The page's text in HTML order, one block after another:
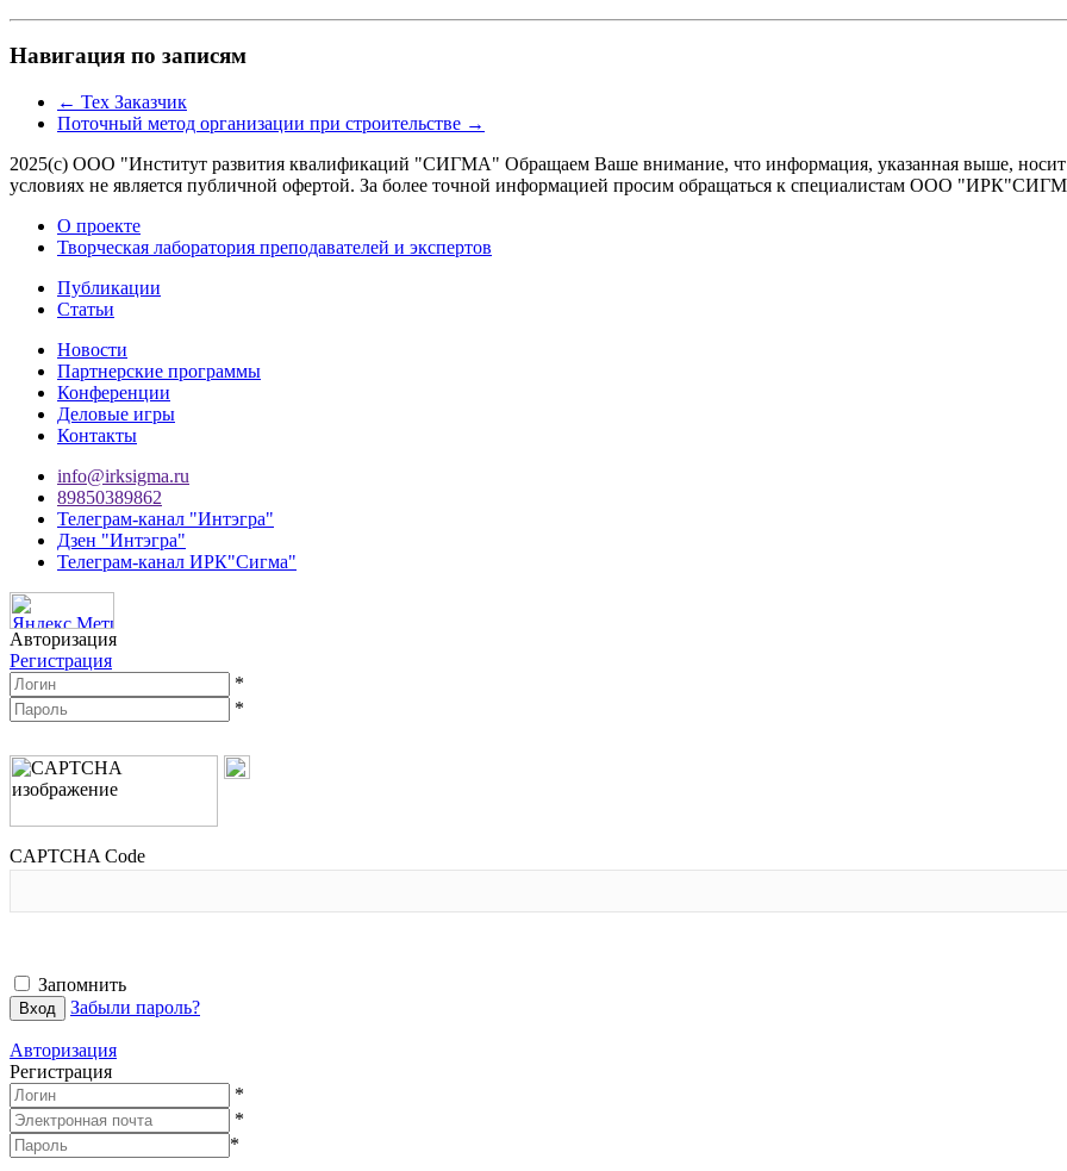
Навигация по записям
← Тех Заказчик
Поточный метод организации при строительстве →
2025(с) ООО "Институт развития квалификаций "СИГМА" Обращаем Ваше внимание, что информация, указанная выше, носит
условиях не является публичной офертой. За более точной информацией просим обращаться к специалистам ООО
О проекте
Творческая лаборатория преподавателей и экспертов
Публикации
Статьи
Новости
Партнерские программы
Конференции
Деловые игры
Контакты
info@irksigma.ru
89850389862
Телеграм-канал "Интэгра"
Дзен "Интэгра"
Телеграм-канал ИРК"Сигма"
Авторизация
Регистрация
*
*
CAPTCHA Code
Запомнить
Забыли пароль?
Авторизация
Регистрация
*
*
*